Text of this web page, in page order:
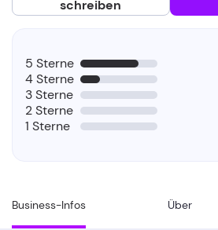
schreiben
Business-Infos Über
5 Sterne
4 Sterne
3 Sterne
2 Sterne
1 Sterne